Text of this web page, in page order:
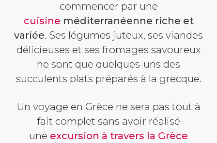
commencer par une
cuisine méditerranéenne riche et
variée. Ses légumes juteux, ses viandes
délicieuses et ses fromages savoureux
ne sont que quelques-uns des
succulents plats préparés à la grecque.
Un voyage en Grèce ne sera pas tout à
fait complet sans avoir réalisé
une excursion à travers la Grèce